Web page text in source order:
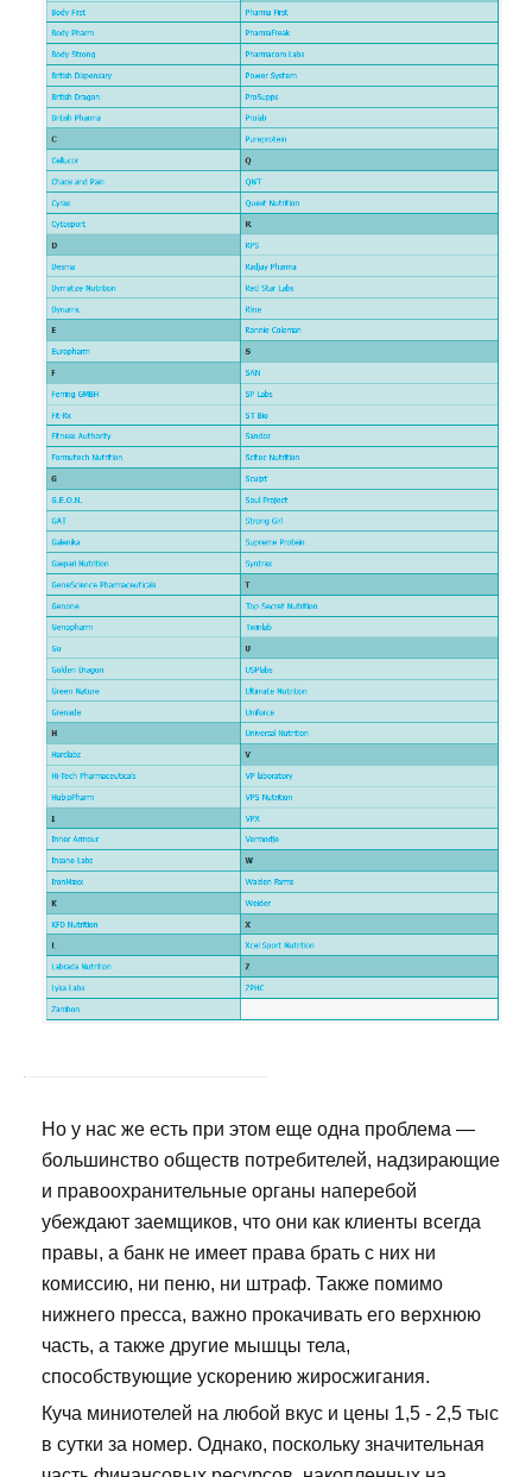
Но у нас же есть при этом еще одна проблема —
большинство обществ потребителей, надзирающие
и правоохранительные органы наперебой
убеждают заемщиков, что они как клиенты всегда
правы, а банк не имеет права брать с них ни
комиссию, ни пеню, ни штраф. Также помимо
нижнего пресса, важно прокачивать его верхнюю
часть, а также другие мышцы тела,
способствующие ускорению жиросжигания.
Куча миниотелей на любой вкус и цены 1,5 - 2,5 тыс
в сутки за номер. Однако, поскольку значительная